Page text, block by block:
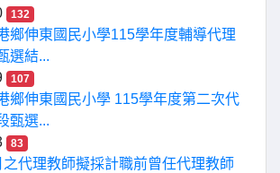
132
鄉伸東國民小學115學年度輔導代理
選結...
107
鄉伸東國民小學 115學年度第二次代
甄選...
83
之代理教師擬採計職前曾任代理教師